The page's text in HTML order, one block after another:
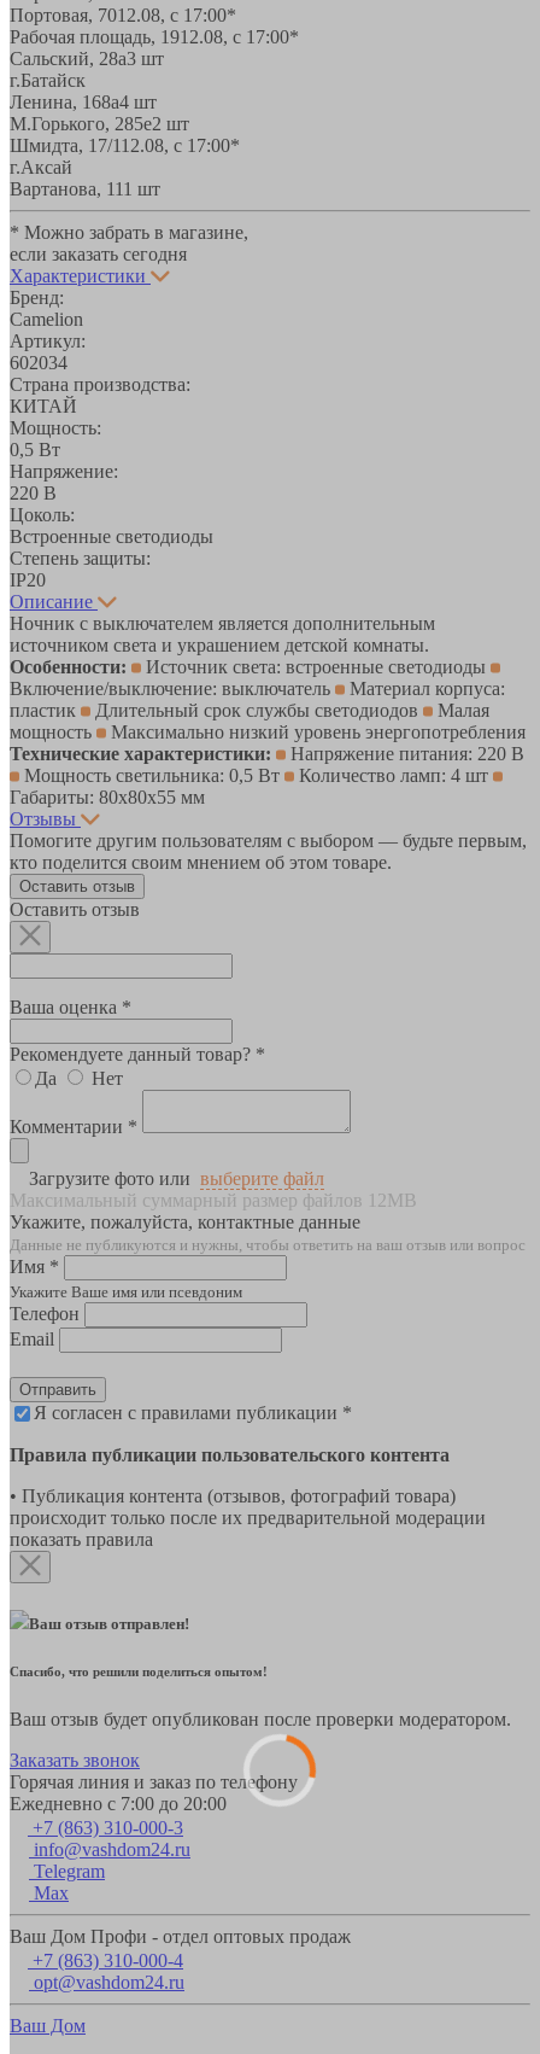
Портовая, 7012.08, с 17:00*
Рабочая площадь, 1912.08, с 17:00*
Сальский, 28a3 шт
г.Батайск
Ленина, 168а4 шт
М.Горького, 285е2 шт
Шмидта, 17/112.08, с 17:00*
г.Аксай
Вартанова, 111 шт
* Можно забрать в магазине,
если заказать сегодня
Характеристики
Бренд:
Camelion
Артикул:
602034
Страна производства:
КИТАЙ
Мощность:
0,5 Вт
Напряжение:
220 В
Цоколь:
Встроенные светодиоды
Степень защиты:
IP20
Описание
Ночник с выключателем является дополнительным
источником света и украшением детской комнаты.
Особенности:
Источник света: встроенные светодиоды
Включение/выключение: выключатель
Материал корпуса:
пластик
Длительный срок службы светодиодов
Малая
мощность
Максимально низкий уровень энергопотребления
Технические характеристики:
Напряжение питания: 220 В
Мощность светильника: 0,5 Вт
Количество ламп: 4 шт
Габариты: 80х80х55 мм
Отзывы
Помогите другим пользователям с выбором — будьте первым,
кто поделится своим мнением об этом товаре.
Оставить отзыв
Оставить отзыв
Ваша оценка *
Рекомендуете данный товар? *
Да
Нет
Комментарии *
Загрузите фото или выберите файл
Максимальный суммарный размер файлов 12MB
Укажите, пожалуйста, контактные данные
Данные не публикуются и нужны, чтобы ответить на ваш отзыв или вопрос
Имя *
Укажите Ваше имя или псевдоним
Телефон
Email
Отправить
Я согласен с правилами публикации *
Правила публикации пользовательского контента
• Публикация контента (отзывов, фотографий товара)
происходит только после их предварительной модерации
показать правила
Ваш отзыв отправлен!
Спасибо, что решили поделиться опытом!
Ваш отзыв будет опубликован после проверки модератором.
Заказать звонок
Горячая линия и заказ по телефону
Ежедневно с 7:00 до 20:00
+7 (863) 310-000-3
info@vashdom24.ru
Telegram
Max
Ваш Дом Профи - отдел оптовых продаж
+7 (863) 310-000-4
opt@vashdom24.ru
Ваш Дом